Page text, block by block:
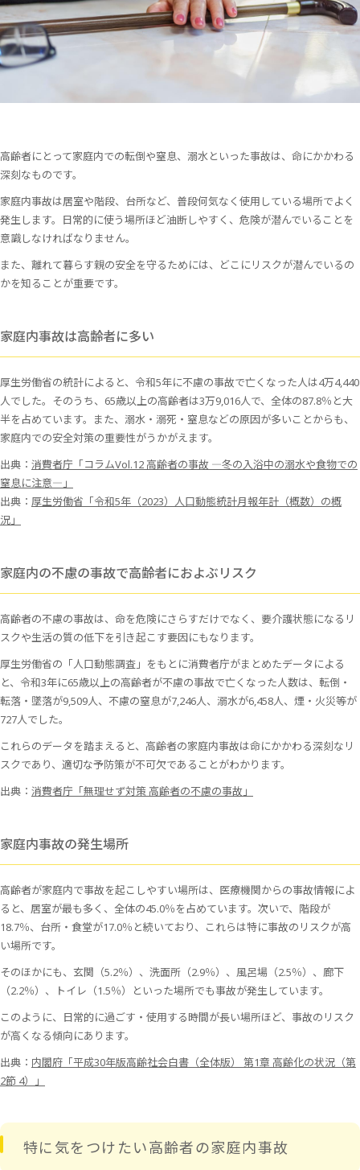
高齢者にとって家庭内での転倒や窒息、溺水といった事故は、命にかかわる
深刻なものです。
家庭内事故は居室や階段、台所など、普段何気なく使用している場所でよく
発生します。日常的に使う場所ほど油断しやすく、危険が潜んでいることを
意識しなければなりません。
また、離れて暮らす親の安全を守るためには、どこにリスクが潜んでいるの
かを知ることが重要です。
家庭内事故は高齢者に多い
厚生労働省の統計によると、令和5年に不慮の事故で亡くなった人は4万4,440
人でした。そのうち、65歳以上の高齢者は3万9,016人で、全体の87.8％と大
半を占めています。また、溺水・溺死・窒息などの原因が多いことからも、
家庭内での安全対策の重要性がうかがえます。
出典： 消費者庁「コラムVol.12 高齢者の事故 ―冬の入浴中の溺水や食物での
窒息に注意―」
出典： 厚生労働省「令和5年（2023）人口動態統計月報年計（概数）の概
況」
家庭内の不慮の事故で高齢者におよぶリスク
高齢者の不慮の事故は、命を危険にさらすだけでなく、要介護状態になるリ
スクや生活の質の低下を引き起こす要因にもなります。
厚生労働省の「人口動態調査」をもとに消費者庁がまとめたデータによる
と、令和3年に65歳以上の高齢者が不慮の事故で亡くなった人数は、転倒・
転落・墜落が9,509人、不慮の窒息が7,246人、溺水が6,458人、煙・火災等が
727人でした。
これらのデータを踏まえると、高齢者の家庭内事故は命にかかわる深刻なリ
スクであり、適切な予防策が不可欠であることがわかります。
出典： 消費者庁「無理せず対策 高齢者の不慮の事故」
家庭内事故の発生場所
高齢者が家庭内で事故を起こしやすい場所は、医療機関からの事故情報によ
ると、居室が最も多く、全体の45.0％を占めています。次いで、階段が
18.7％、台所・食堂が17.0％と続いており、これらは特に事故のリスクが高
い場所です。
そのほかにも、玄関（5.2％）、洗面所（2.9％）、風呂場（2.5％）、廊下
（2.2％）、トイレ（1.5％）といった場所でも事故が発生しています。
このように、日常的に過ごす・使用する時間が長い場所ほど、事故のリスク
が高くなる傾向にあります。
出典： 内閣府「平成30年版高齢社会白書（全体版） 第1章 高齢化の状況（第
2節 4）」
特に気をつけたい高齢者の家庭内事故